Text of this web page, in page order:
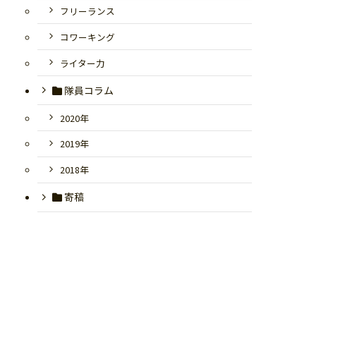
フリーランス
コワーキング
ライター力
隊員コラム
2020年
2019年
2018年
寄稿